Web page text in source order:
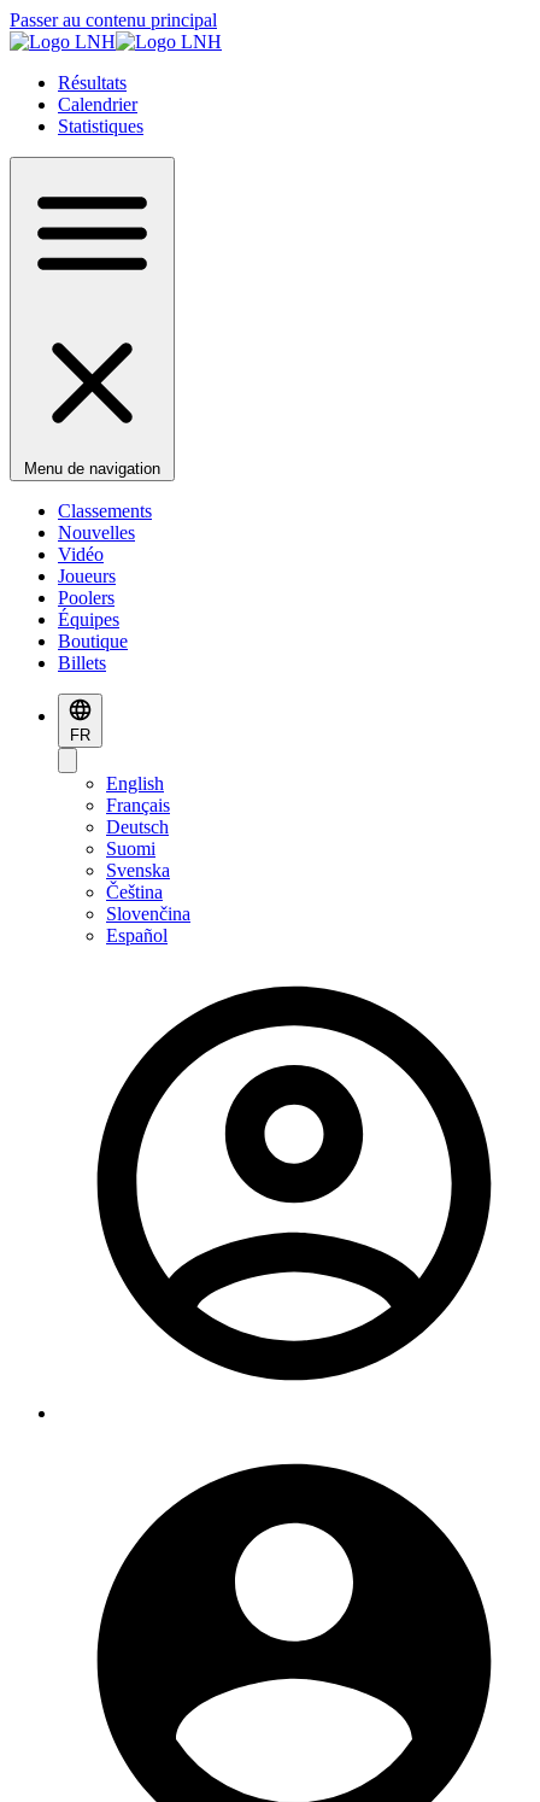
Passer au contenu principal
Résultats
Calendrier
Statistiques
Menu de navigation
Classements
Nouvelles
Vidéo
Joueurs
Poolers
Équipes
Boutique
Billets
FR
English
Français
Deutsch
Suomi
Svenska
Čeština
Slovenčina
Español